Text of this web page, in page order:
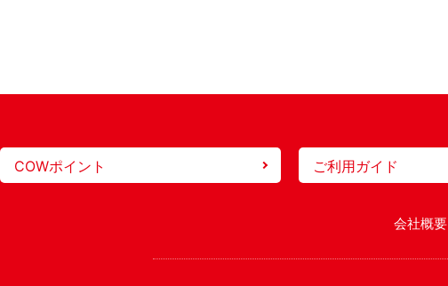
COWポイント ご利用ガイド
会社概要